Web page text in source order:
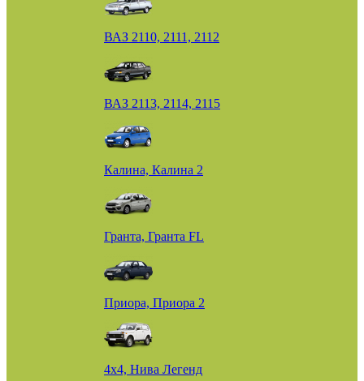
ВАЗ 2110, 2111, 2112
ВАЗ 2113, 2114, 2115
Калина, Калина 2
Гранта, Гранта FL
Приора, Приора 2
4х4, Нива Легенд